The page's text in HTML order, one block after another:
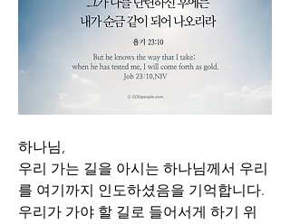
하나님,
우리 가는 길을 아시는 하나님께서 우리
를 여기까지 인도하셨음을 기억합니다.
우리가 가야 할 길로 들어서게 하기 위